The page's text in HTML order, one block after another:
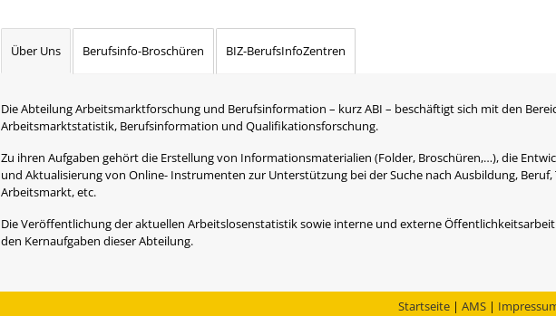
Über Uns Berufsinfo-Broschüren BIZ-BerufsInfoZentren
Die Abteilung Arbeitsmarktforschung und Berufsinformation – kurz ABI – beschäftigt sich mit den
Arbeitsmarktstatistik, Berufsinformation und Qualifikationsforschung.
Zu ihren Aufgaben gehört die Erstellung von Informationsmaterialien (Folder, Broschüren,…), die
und Aktualisierung von Online- Instrumenten zur Unterstützung bei der Suche nach Ausbildung, Beruf,
Arbeitsmarkt, etc.
Die Veröffentlichung der aktuellen Arbeitslosenstatistik sowie interne und externe Öffentlichkeitsarbeit
den Kernaufgaben dieser Abteilung.
Startseite | AMS |